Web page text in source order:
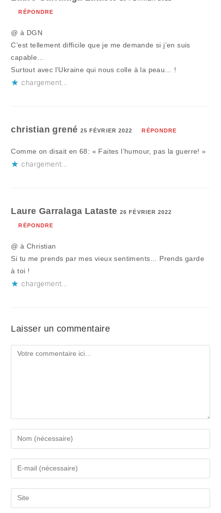
RÉPONDRE
@ à DGN
C’est tellement difficile que je me demande si j’en suis
capable…
Surtout avec l’Ukraine qui nous colle à la peau… !
chargement…
christian grené 25 FÉVRIER 2022 RÉPONDRE
Comme on disait en 68: « Faites l’humour, pas la guerre! »
chargement…
Laure Garralaga Lataste26 FÉVRIER 2022
RÉPONDRE
@ à Christian
Si tu me prends par mes vieux sentiments… Prends garde
à toi !
chargement…
Laisser un commentaire
Comment
Enter
your
name
comment
Enter
your
email
address
Saisir
l’URL